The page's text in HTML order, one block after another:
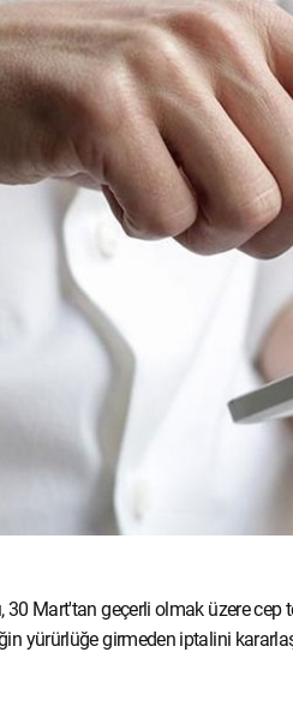
30 Mart'tan geçerli olmak üzere
yürürlüğe girmeden iptalini